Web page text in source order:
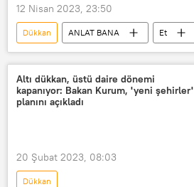
12 Nisan 2023, 23:50
Dükkan ANLAT BANA
Et
Artış
Radyo
RADYO
kasap
Altı dükkan, üstü daire dönemi
kapanıyor: Bakan Kurum, 'yeni şehirler'
planını açıkladı
20 Şubat 2023, 08:03
Dükkan